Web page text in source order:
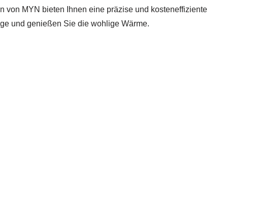
MYN bieten Ihnen eine präzise und kosteneffiziente
und genießen Sie die wohlige Wärme.